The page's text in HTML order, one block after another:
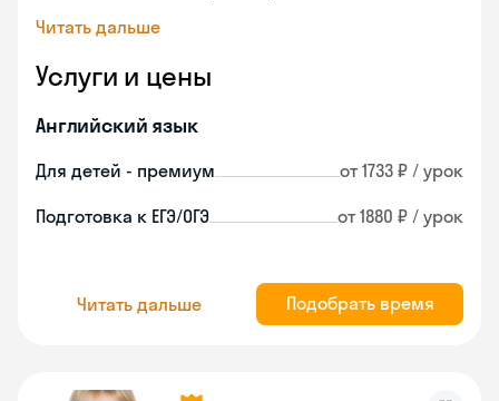
Читать дальше
Услуги и цены
Английский язык
Для детей - премиум от 1733 ₽ / урок
Подготовка к ЕГЭ/ОГЭ от 1880 ₽ / урок
Читать дальше Подобрать время